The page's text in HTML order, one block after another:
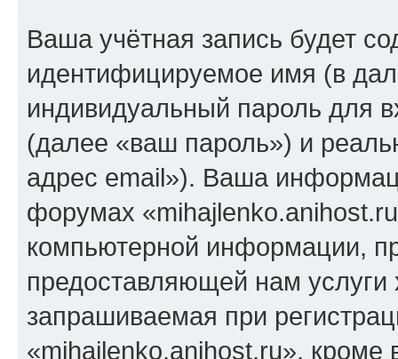
Ваша учётная запись будет
идентифицируемое имя (в
индивидуальный пароль для
(далее «ваш пароль») и
адрес email»). Ваша
форумах
компьютерной информации,
предоставляющей нам
запрашиваемая при
«mihajlenko.anihost.ru», кроме